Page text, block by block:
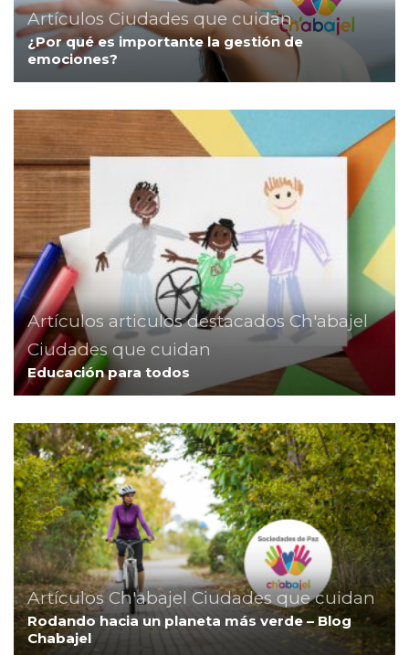
Artículos Ciudades que cuidan
¿Por qué es importante la gestión de
emociones?
Artículos articulos destacados Ch'abajel
Ciudades que cuidan
Educación para todos
Artículos Ch'abajel Ciudades que cuidan
Rodando hacia un planeta más verde – Blog
Chabajel